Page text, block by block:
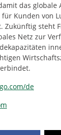
das globale
Kunden von
Zukünftig steht
Netz zur
de